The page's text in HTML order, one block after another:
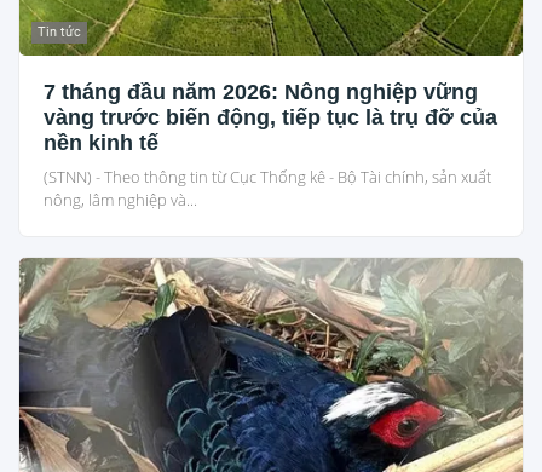
Tin tức
7 tháng đầu năm 2026: Nông nghiệp vững
vàng trước biến động, tiếp tục là trụ đỡ của
nền kinh tế
(STNN) - Theo thông tin từ Cục Thống kê - Bộ Tài chính, sản xuất
nông, lâm nghiệp và...